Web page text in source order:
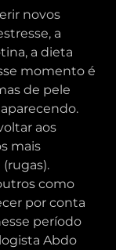
novos
a
a dieta
momento é
de pele
aos
mais
como
por conta
período
Abdo